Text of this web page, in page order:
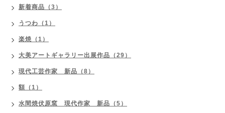
新着商品（3）
うつわ（1）
楽焼（1）
大美アートギャラリー出展作品（29）
現代工芸作家 新品（8）
額（1）
水間焼伏原窯 現代作家 新品（5）